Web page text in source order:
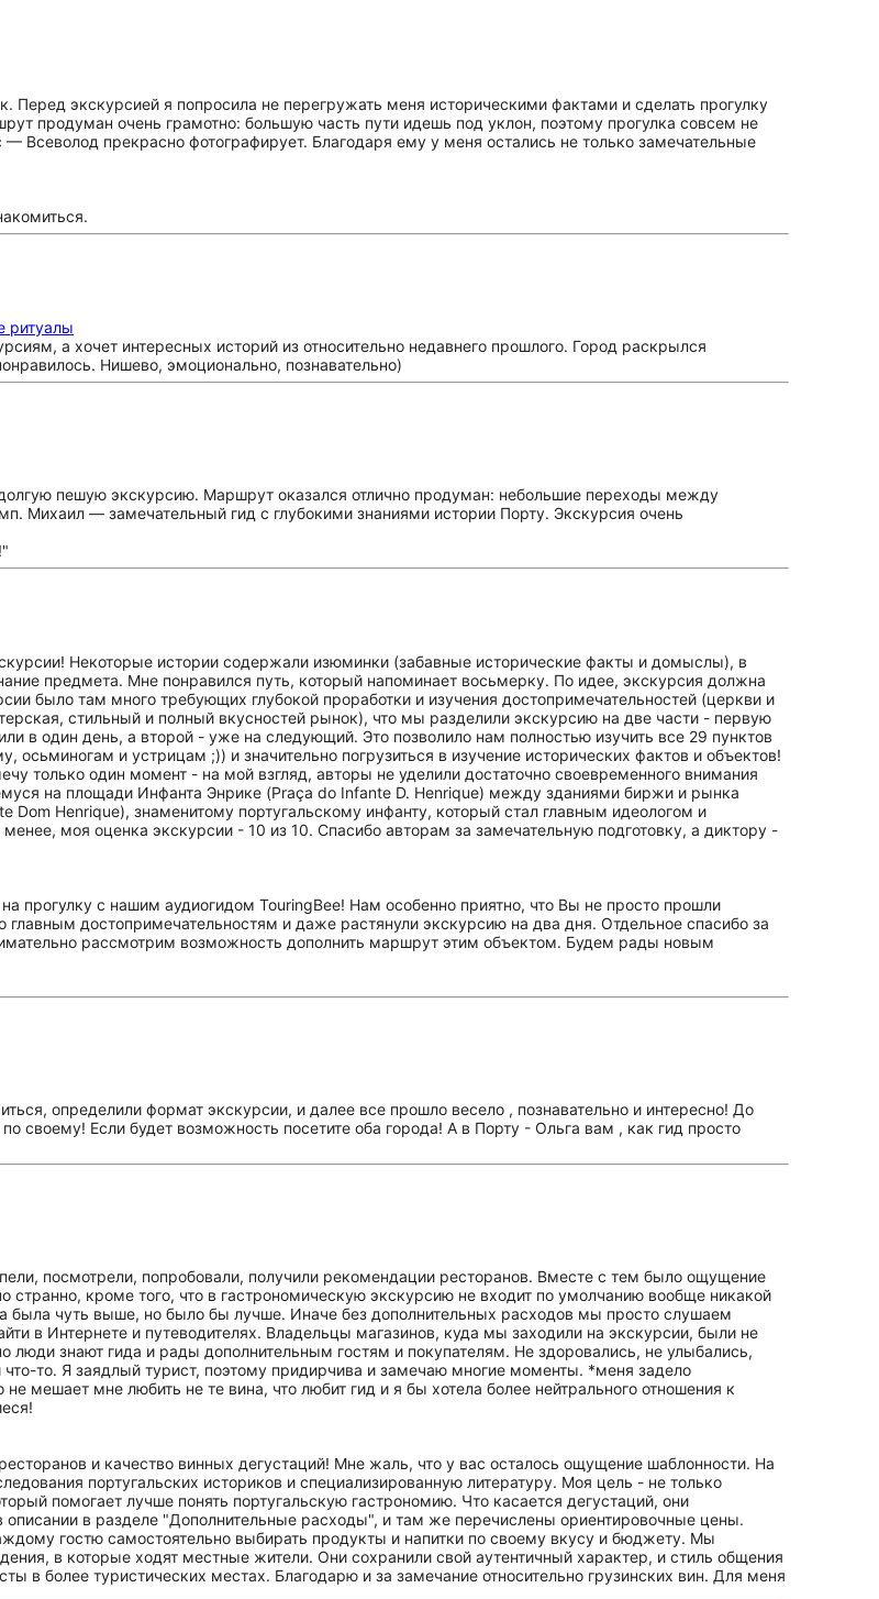
Перед экскурсией я попросила не перегружать меня историческими фактами и сделать прогулку
продуман очень грамотно: большую часть пути идешь под уклон, поэтому прогулка совсем не
Всеволод прекрасно фотографирует. Благодаря ему у меня остались не только замечательные
ритуалы
а хочет интересных историй из относительно недавнего прошлого. Город раскрылся
Нишево, эмоционально, познавательно)
пешую экскурсию. Маршрут оказался отлично продуман: небольшие переходы между
Михаил — замечательный гид с глубокими знаниями истории Порту. Экскурсия очень
Некоторые истории содержали изюминки (забавные исторические факты и домыслы), в
предмета. Мне понравился путь, который напоминает восьмерку. По идее, экскурсия должна
было там много требующих глубокой проработки и изучения достопримечательностей (церкви и
стильный и полный вкусностей рынок), что мы разделили экскурсию на две части - первую
в один день, а второй - уже на следующий. Это позволило нам полностью изучить все 29 пунктов
и устрицам ;)) и значительно погрузиться в изучение исторических фактов и объектов!
только один момент - на мой взгляд, авторы не уделили достаточно своевременного внимания
на площади Инфанта Энрике (Praça do Infante D. Henrique) между зданиями биржи и рынка
Henrique), знаменитому португальскому инфанту, который стал главным идеологом и
моя оценка экскурсии - 10 из 10. Спасибо авторам за замечательную подготовку, а диктору -
прогулку с нашим аудиогидом TouringBee! Нам особенно приятно, что Вы не просто прошли
главным достопримечательностям и даже растянули экскурсию на два дня. Отдельное спасибо за
рассмотрим возможность дополнить маршрут этим объектом. Будем рады новым
определили формат экскурсии, и далее все прошло весело , познавательно и интересно! До
своему! Если будет возможность посетите оба города! А в Порту - Ольга вам , как гид просто
посмотрели, попробовали, получили рекомендации ресторанов. Вместе с тем было ощущение
кроме того, что в гастрономическую экскурсию не входит по умолчанию вообще никакой
чуть выше, но было бы лучше. Иначе без дополнительных расходов мы просто слушаем
в Интернете и путеводителях. Владельцы магазинов, куда мы заходили на экскурсии, были не
знают гида и рады дополнительным гостям и покупателям. Не здоровались, не улыбались,
то. Я заядлый турист, поэтому придирчива и замечаю многие моменты. *меня задело
мешает мне любить не те вина, что любит гид и я бы хотела более нейтрального отношения к
и качество винных дегустаций! Мне жаль, что у вас осталось ощущение шаблонности. На
португальских историков и специализированную литературу. Моя цель - не только
помогает лучше понять португальскую гастрономию. Что касается дегустаций, они
описании в разделе "Дополнительные расходы", и там же перечислены ориентировочные цены.
гостю самостоятельно выбирать продукты и напитки по своему вкусу и бюджету. Мы
в которые ходят местные жители. Они сохранили свой аутентичный характер, и стиль общения
в более туристических местах. Благодарю и за замечание относительно грузинских вин. Для меня
предпочтений, и я обязательно учту ваш комментарий. Благодарю за визит и желаю вам